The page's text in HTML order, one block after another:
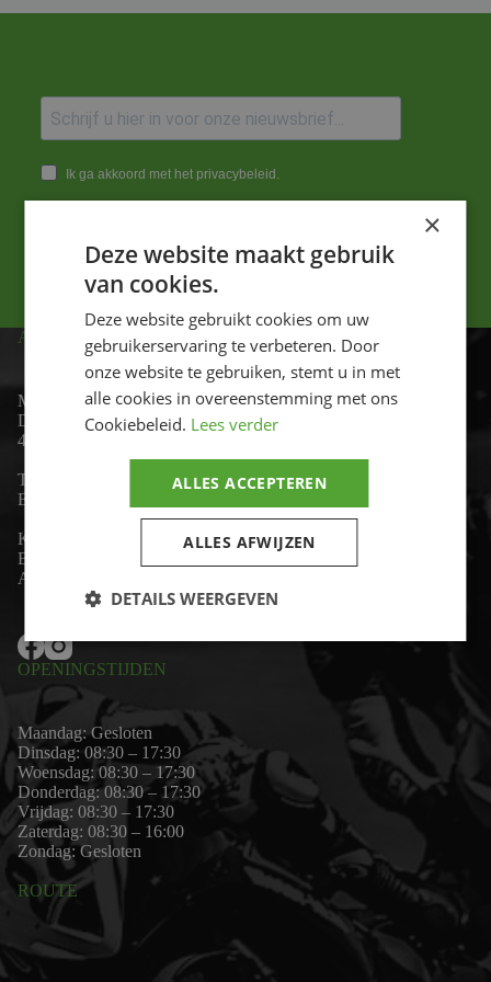
Ik ga akkoord met het privacybeleid.
ADRES
Motor-id
De Lind 17
4841 KC Prinsenbeek
Telefoon:
+31 (0)76 - 54 11 888
Email:
K.v.K: 80530338
B.T.W-nummer: NL861703947B01
Algemene voorwaarden
OPENINGSTIJDEN
Maandag: Gesloten
Dinsdag: 08:30 – 17:30
Woensdag: 08:30 – 17:30
Donderdag: 08:30 – 17:30
Vrijdag: 08:30 – 17:30
Zaterdag: 08:30 – 16:00
Zondag: Gesloten
ROUTE
×
Deze website maakt gebruik
van cookies.
Deze website gebruikt cookies om uw
gebruikerservaring te verbeteren. Door
onze website te gebruiken, stemt u in met
alle cookies in overeenstemming met ons
Cookiebeleid. Lees verder
ALLES ACCEPTEREN
ALLES AFWIJZEN
DETAILS WEERGEVEN